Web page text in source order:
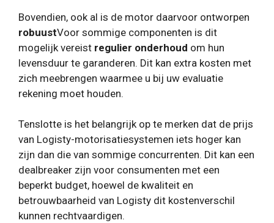
Bovendien, ook al is de motor daarvoor ontworpen
robuustVoor sommige componenten is dit
mogelijk vereist regulier onderhoud om hun
levensduur te garanderen. Dit kan extra kosten met
zich meebrengen waarmee u bij uw evaluatie
rekening moet houden.
Tenslotte is het belangrijk op te merken dat de prijs
van Logisty-motorisatiesystemen iets hoger kan
zijn dan die van sommige concurrenten. Dit kan een
dealbreaker zijn voor consumenten met een
beperkt budget, hoewel de kwaliteit en
betrouwbaarheid van Logisty dit kostenverschil
kunnen rechtvaardigen.